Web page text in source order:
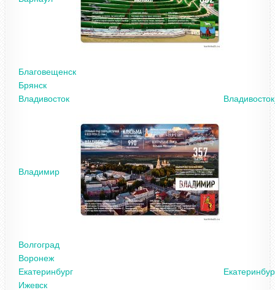
Благовещенск
Брянск
Владивосток
Владимир
Волгоград
Воронеж
Екатеринбург
Ижевск